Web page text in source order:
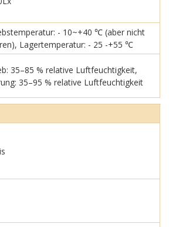
- 10~+40 ℃ (aber nicht
Lagertemperatur: - 25 -+55 ℃
35–85 % relative Luftfeuchtigkeit,
35–95 % relative Luftfeuchtigkeit